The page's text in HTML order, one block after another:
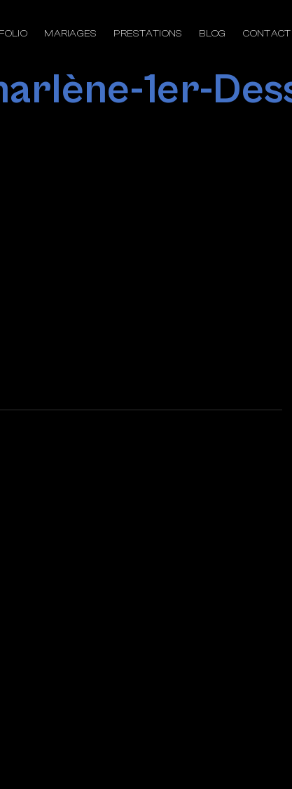
MARIAGES PRESTATIONS BLOG CONTACT
1er-